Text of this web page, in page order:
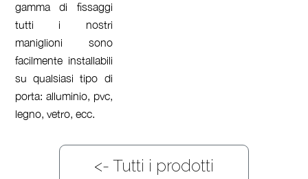
gamma di fissaggi
tutti i nostri
maniglioni sono
facilmente installabili
su qualsiasi tipo di
porta: alluminio, pvc,
legno, vetro, ecc.
<- Tutti i prodotti